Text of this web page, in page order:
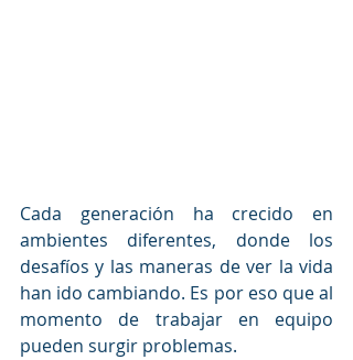
Cada generación ha crecido en
ambientes diferentes, donde los
desafíos y las maneras de ver la vida
han ido cambiando. Es por eso que al
momento de trabajar en equipo
pueden surgir problemas.